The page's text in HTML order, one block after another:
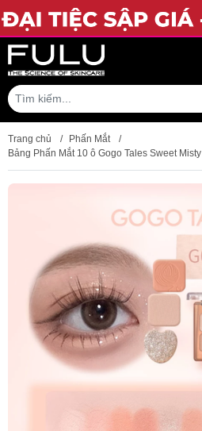
Trang chủ / Phấn Mắt
/
Bảng Phấn Mắt 10 ô Gogo Tales Sweet